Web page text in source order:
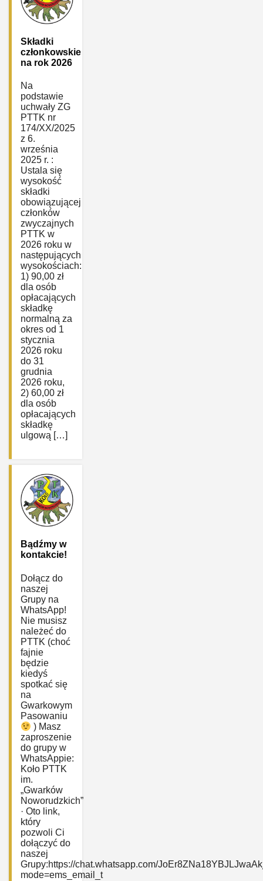
Składki
członkowskie
na rok 2026
Na
podstawie
uchwały ZG
PTTK nr
174/XX/2025
z 6.
września
2025 r. :
Ustala się
wysokość
składki
obowiązującej
członków
zwyczajnych
PTTK w
2026 roku w
następujących
wysokościach:
1) 90,00 zł
dla osób
opłacających
składkę
normalną za
okres od 1
stycznia
2026 roku
do 31
grudnia
2026 roku,
2) 60,00 zł
dla osób
opłacających
składkę
ulgową […]
Bądźmy w
kontakcie!
Dołącz do
naszej
Grupy na
WhatsApp!
Nie musisz
należeć do
PTTK (choć
fajnie
będzie
kiedyś
spotkać się
na
Gwarkowym
Pasowaniu
) Masz
zaproszenie
do grupy w
WhatsAppie:
‎Koło PTTK
im.
„Gwarków
Noworudzkich”
· Oto link,
który
pozwoli Ci
dołączyć do
naszej
Grupy:https://chat.whatsapp.com/
mode=ems_email_t